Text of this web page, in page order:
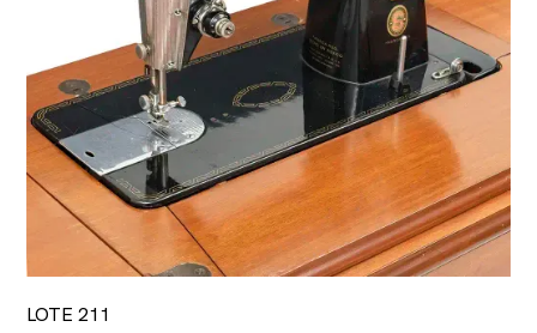
LOTE 211